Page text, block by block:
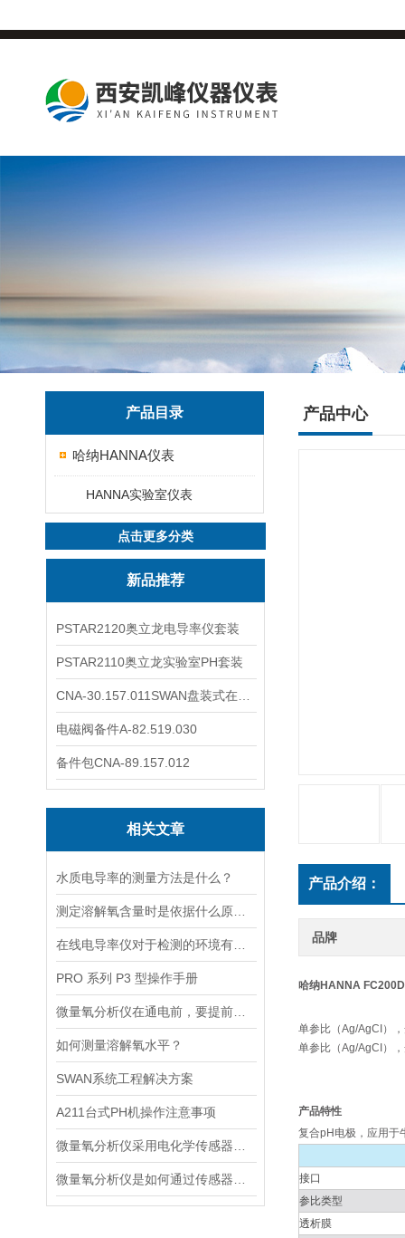
产品目录
哈纳HANNA仪表
HANNA实验室仪表
点击更多分类
新品推荐
PSTAR2120奥立龙电导率仪套装
PSTAR2110奥立龙实验室PH套装
电磁阀备件A-82.519.030
备件包CNA-89.157.012
相关文章
水质电导率的测量方法是什么？
PRO 系列 P3 型操作手册
如何测量溶解氧水平？
SWAN系统工程解决方案
A211台式PH机操作注意事项
产品中心
产品介绍：
品牌
哈纳HANNA
单参比（Ag/AgCI）
单参比（Ag/AgCI）
产品特性
复合pH电极，应用于
接口
参比类型
透析膜